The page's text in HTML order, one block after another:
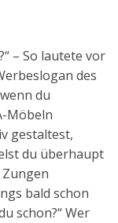
– So lautete vor
des
du
Möbeln
gestaltest,
du überhaupt
bald schon
schon?“ Wer